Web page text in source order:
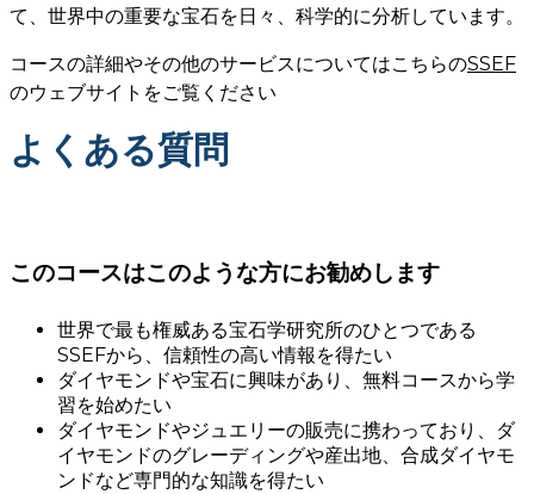
て、世界中の重要な宝石を日々、科学的に分析しています。
コースの詳細やその他のサービスについてはこちらのSSEF
のウェブサイトをご覧ください
よくある質問
このコースはこのような方にお勧めします
世界で最も権威ある宝石学研究所のひとつである
SSEFから、信頼性の高い情報を得たい
ダイヤモンドや宝石に興味があり、無料コースから学
習を始めたい
ダイヤモンドやジュエリーの販売に携わっており、ダ
イヤモンドのグレーディングや産出地、合成ダイヤモ
ンドなど専門的な知識を得たい